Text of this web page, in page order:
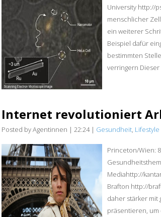
University http://
menschlicher
ein weiterer
Beispiel dafür
bestimmten
verringern Dieser
Internet revolutioniert
Posted by Agentinnen | 22:24| Gesundheit Lifestyle
Princeton/Wien:
Mediahttp://
Brafton http://
daher stärker
präsentieren,